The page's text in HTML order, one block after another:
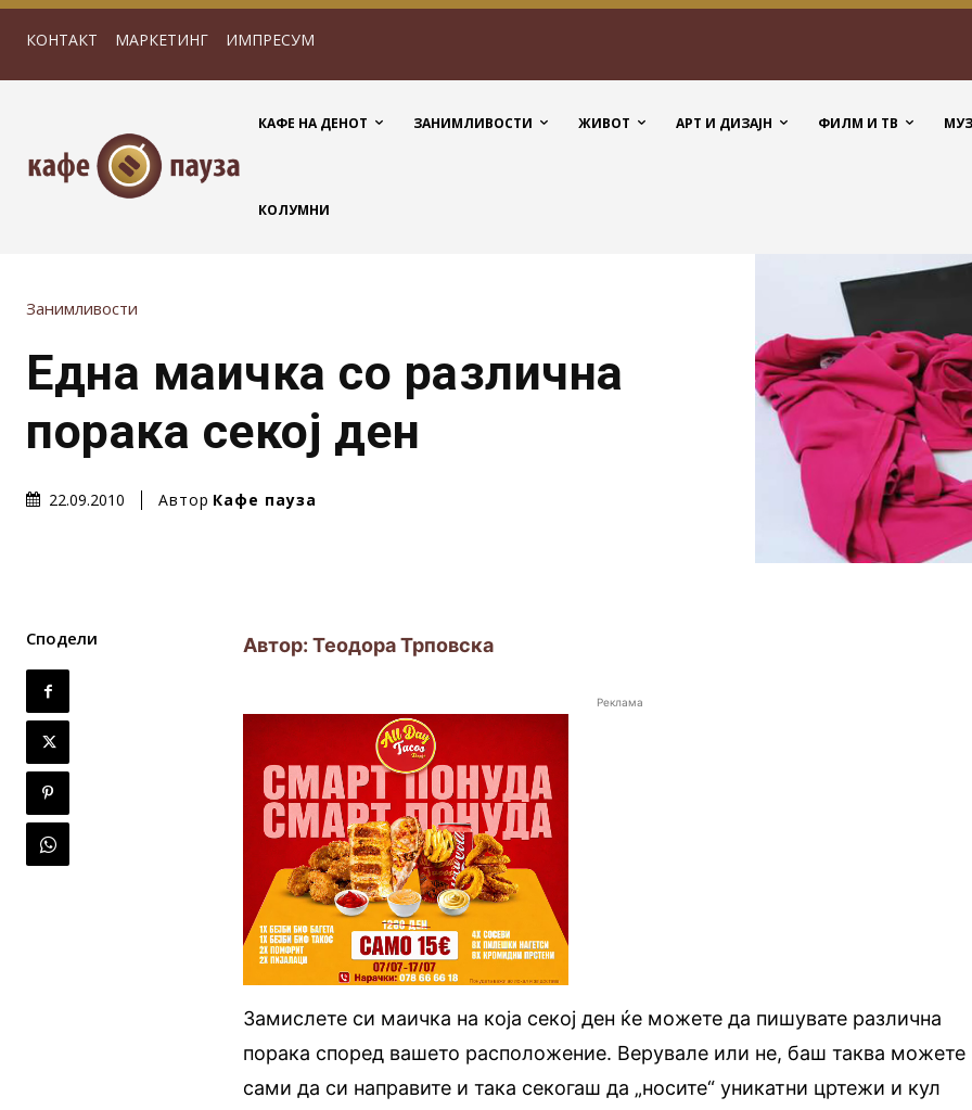
КОНТАКТ МАРКЕТИНГ ИМПРЕСУМ
КАФЕ НА ДЕНОТ ЗАНИМЛИВОСТИ ЖИВОТ АРТ И ДИЗАЈН ФИЛМ И ТВ
КОЛУМНИ
Занимливости
Една маичка со различна
порака секој ден
22.09.2010 Автор Кафе пауза
Сподели Автор: Теодора Трповска
Реклама
Замислете си маичка на која секој ден ќе можете да пишувате различна
порака според вашето расположение. Верувале или не, баш таква можете
сами да си направите и така секогаш да „носите“ уникатни цртежи и кул